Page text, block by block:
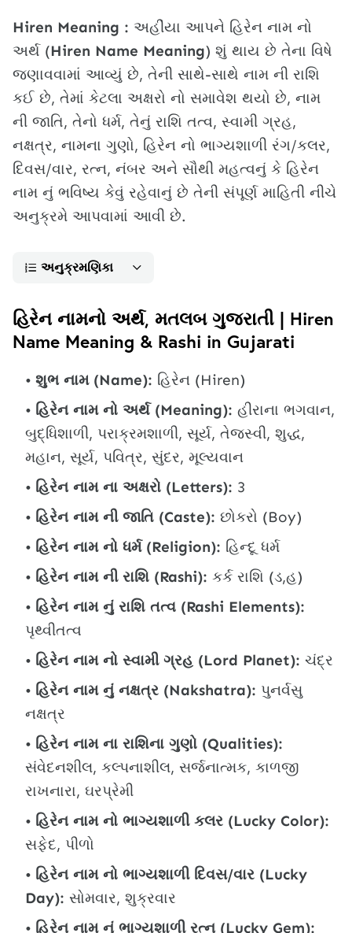
Hiren Meaning : અહીંયા આપને હિરેન નામ નો
અર્થ (Hiren Name Meaning) શું થાય છે તેના વિષે
જણાવવામાં આવ્યું છે, તેની સાથે-સાથે નામ ની રાશિ
કઈ છે, તેમાં કેટલા અક્ષરો નો સમાવેશ થયો છે, નામ
ની જાતિ, તેનો ધર્મ, તેનું રાશિ તત્વ, સ્વામી ગ્રહ,
નક્ષત્ર, નામના ગુણો, હિરેન નો ભાગ્યશાળી રંગ/કલર,
દિવસ/વાર, રત્ન, નંબર અને સૌથી મહત્વનું કે હિરેન
નામ નું ભવિષ્ય કેવું રહેવાનું છે તેની સંપૂર્ણ માહિતી નીચે
અનુક્રમે આપવામાં આવી છે.
અનુક્રમણિકા
હિરેન નામનો અર્થ, મતલબ ગુજરાતી | Hiren
Name Meaning & Rashi in Gujarati
શુભ નામ (Name): હિરેન (Hiren)
હિરેન નામ નો અર્થ (Meaning): હીરાના ભગવાન,
બુદ્ધિશાળી, પરાક્રમશાળી, સૂર્ય, તેજસ્વી, શુદ્ધ,
મહાન, સૂર્ય, પવિત્ર, સુંદર, મૂલ્યવાન
હિરેન નામ ના અક્ષરો (Letters): 3
હિરેન નામ ની જાતિ (Caste): છોકરો (Boy)
હિરેન નામ નો ધર્મ (Religion): હિન્દૂ ધર્મ
હિરેન નામ ની રાશિ (Rashi): કર્ક રાશિ (ડ,હ)
હિરેન નામ નું રાશિ તત્વ (Rashi Elements):
પૃથ્વીતત્વ
હિરેન નામ નો સ્વામી ગ્રહ (Lord Planet): ચંદ્ર
હિરેન નામ નું નક્ષત્ર (Nakshatra): પુનર્વસુ
નક્ષત્ર
હિરેન નામ ના રાશિના ગુણો (Qualities):
સંવેદનશીલ, કલ્પનાશીલ, સર્જનાત્મક, કાળજી
રાખનારા, ઘરપ્રેમી
હિરેન નામ નો ભાગ્યશાળી કલર (Lucky Color):
સફેદ, પીળો
હિરેન નામ નો ભાગ્યશાળી દિવસ/વાર (Lucky
Day): સોમવાર, શુક્રવાર
હિરેન નામ નું ભાગ્યશાળી રત્ન (Lucky Gem):